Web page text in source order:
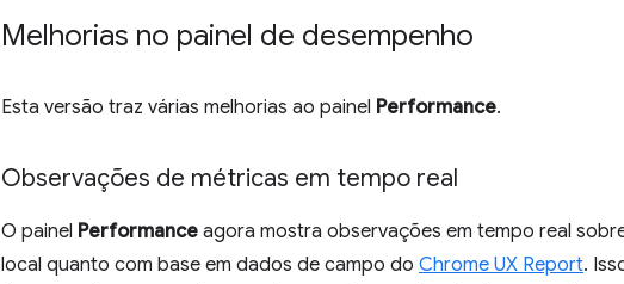
Melhorias no painel de desempenho
Esta versão traz várias melhorias ao painel Performance.
Observações de métricas em tempo real
O painel Performance agora mostra observações em tempo real
local quanto com base em dados de campo do Chrome UX Report.